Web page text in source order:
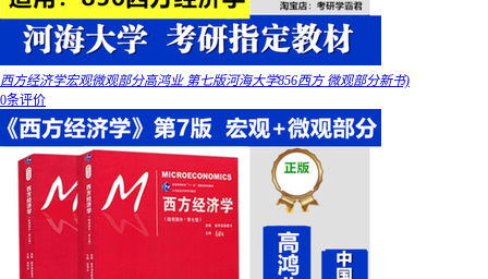
西方经济学宏观微观部分高鸿业 第七版河海大学856西方 微观部分新书)
0条评价